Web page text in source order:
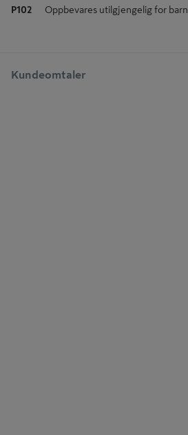
P102 Oppbevares utilgjengelig for barn.
Kundeomtaler